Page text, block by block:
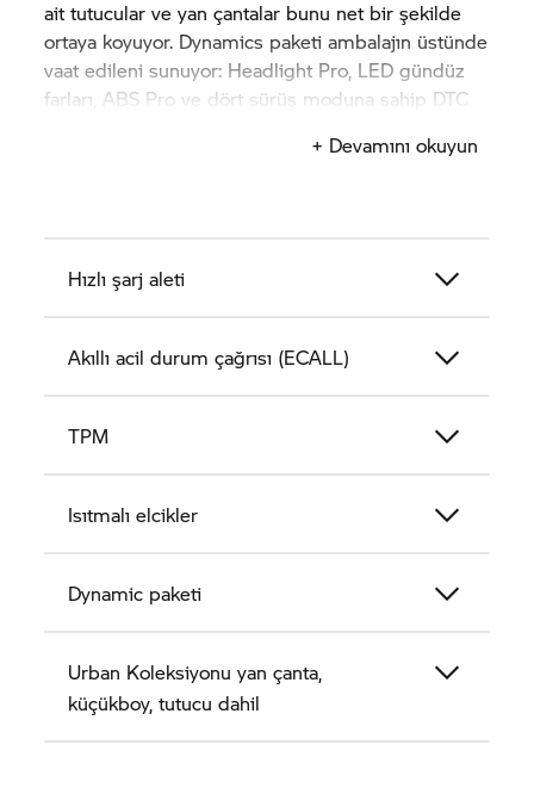
ait tutucular ve yan çantalar bunu net bir şekilde
ortaya koyuyor. Dynamics paketi ambalajın üstünde
vaat edileni sunuyor: Headlight Pro, LED gündüz
farları, ABS Pro ve dört sürüş moduna sahip DTC
+ Devamını okuyun
Hızlı şarj aleti
Akıllı acil durum çağrısı (ECALL)
TPM
Isıtmalı elcikler
Dynamic paketi
Urban Koleksiyonu yan çanta,
küçükboy, tutucu dahil